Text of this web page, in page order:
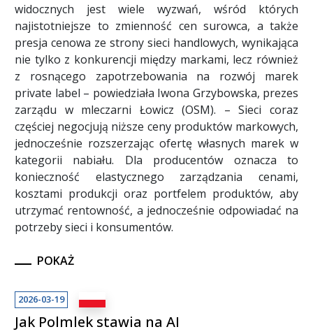
widocznych jest wiele wyzwań, wśród których
najistotniejsze to zmienność cen surowca, a także
presja cenowa ze strony sieci handlowych, wynikająca
nie tylko z konkurencji między markami, lecz również
z rosnącego zapotrzebowania na rozwój marek
private label – powiedziała Iwona Grzybowska, prezes
zarządu w mleczarni Łowicz (OSM). – Sieci coraz
częściej negocjują niższe ceny produktów markowych,
jednocześnie rozszerzając ofertę własnych marek w
kategorii nabiału. Dla producentów oznacza to
konieczność elastycznego zarządzania cenami,
kosztami produkcji oraz portfelem produktów, aby
utrzymać rentowność, a jednocześnie odpowiadać na
potrzeby sieci i konsumentów.
POKAŻ
2026-03-19
Jak Polmlek stawia na AI